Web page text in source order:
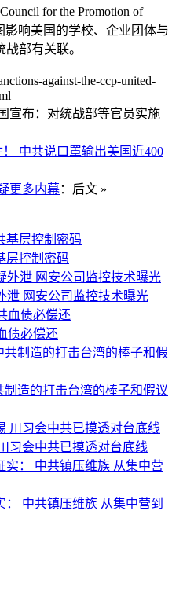
for the Promotion of
影响美国的学校、企业团体与
部有关联。
against-the-ccp-united-
宣布：对统战部等官员实施
中共说口罩输出美国近400
更多内幕：后文 »
层控制密码
泄 网安公司监控技术曝光
债必偿还
制造的打击台湾的棒子和假议
习会中共已摸透对台底线
： 中共镇压维族 从集中营到